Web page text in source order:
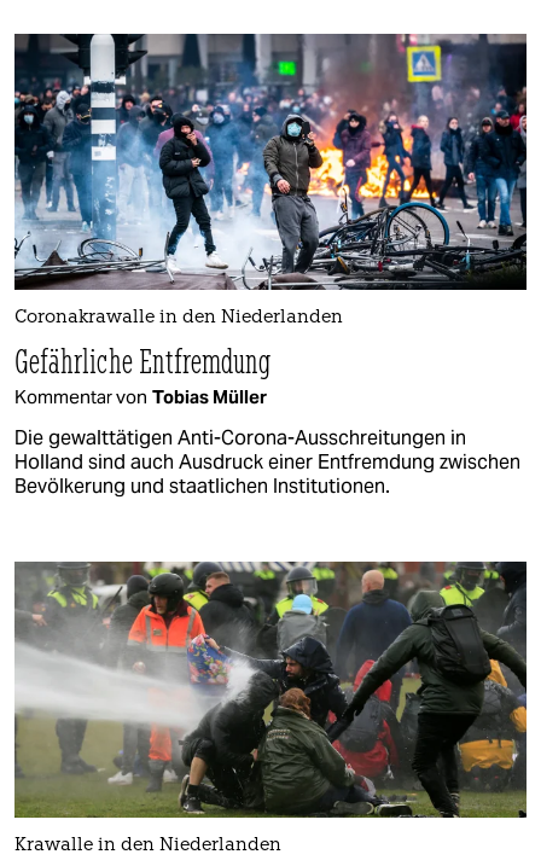
Coronakrawalle in den Niederlanden
Gefährliche Entfremdung
Kommentar von Tobias Müller
Die gewalttätigen Anti-Corona-Ausschreitungen in
Holland sind auch Ausdruck einer Entfremdung zwischen
Bevölkerung und staatlichen Institutionen.
Krawalle in den Niederlanden